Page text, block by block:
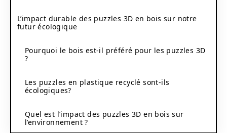
L’impact durable des puzzles 3D en bois sur notre
futur écologique
Pourquoi le bois est-il préféré pour les puzzles 3D
?
Les puzzles en plastique recyclé sont-ils
écologiques?
Quel est l’impact des puzzles 3D en bois sur
l’environnement ?